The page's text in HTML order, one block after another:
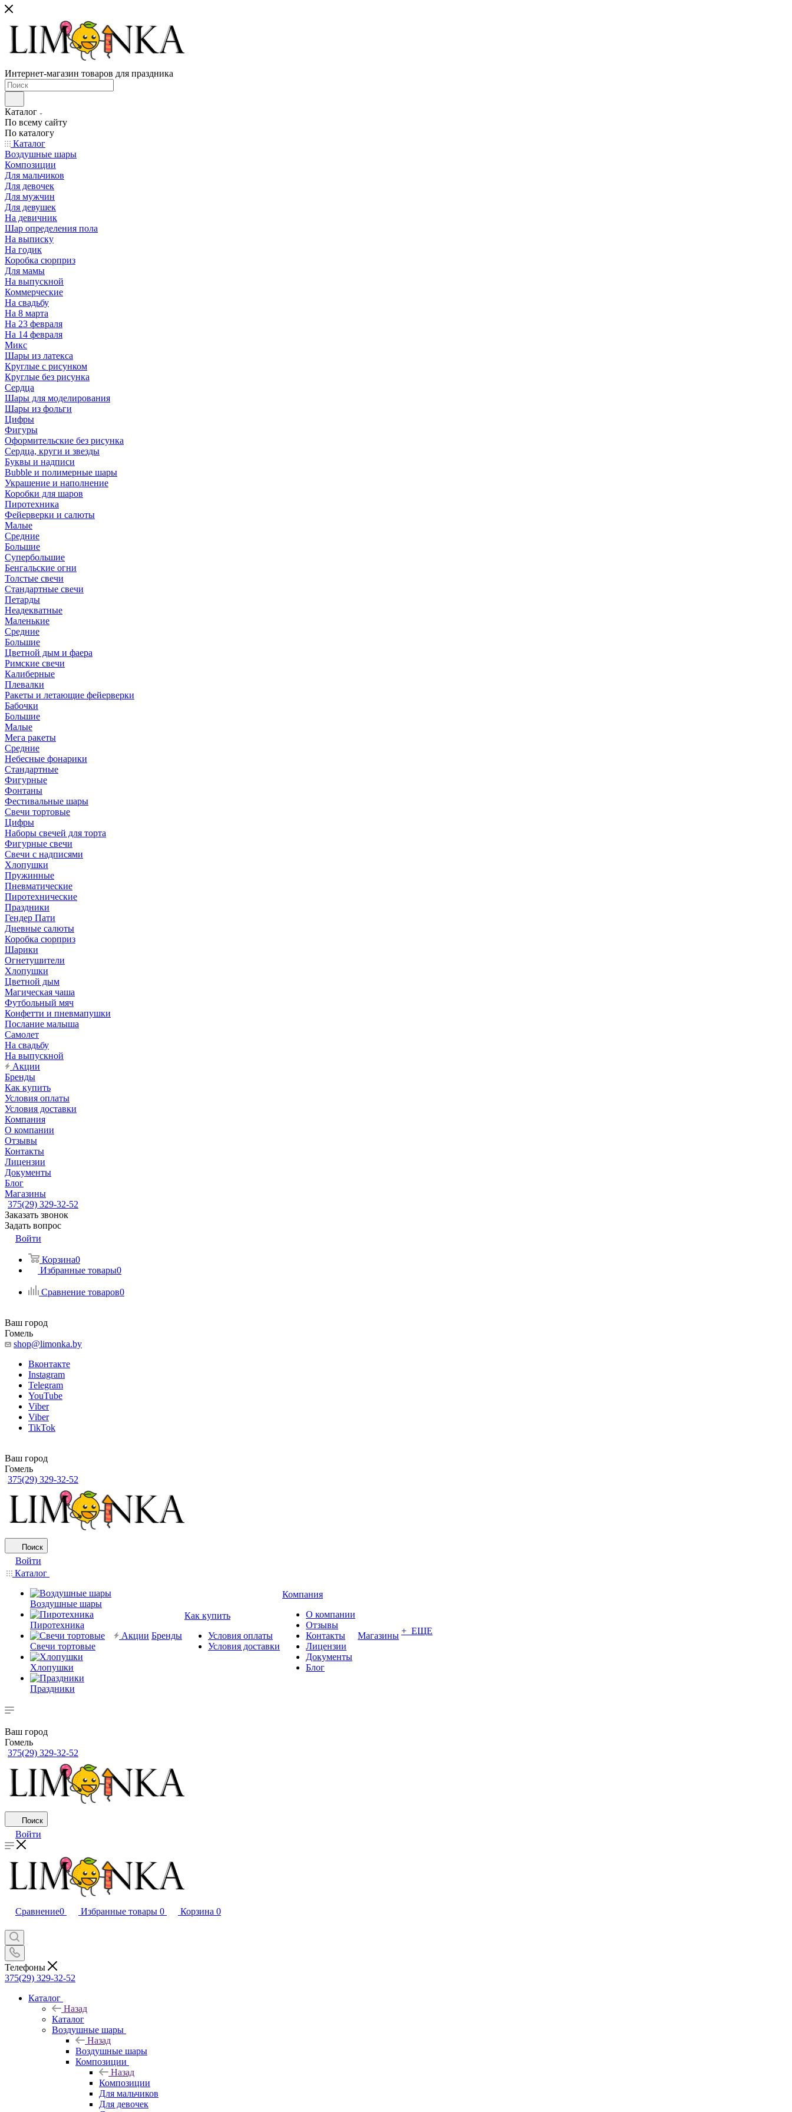
Интернет-магазин товаров для праздника
Каталог
По всему сайту
По каталогу
Каталог
Воздушные шары
Композиции
Для мальчиков
Для девочек
Для мужчин
Для девушек
На девичник
Шар определения пола
На выписку
На годик
Коробка сюрприз
Для мамы
На выпускной
Коммерческие
На свадьбу
На 8 марта
На 23 февраля
На 14 февраля
Микс
Шары из латекса
Круглые с рисунком
Круглые без рисунка
Сердца
Шары для моделирования
Шары из фольги
Цифры
Фигуры
Оформительские без рисунка
Сердца, круги и звезды
Буквы и надписи
Bubble и полимерные шары
Украшение и наполнение
Коробки для шаров
Пиротехника
Фейерверки и салюты
Малые
Средние
Большие
Супербольшие
Бенгальские огни
Толстые свечи
Стандартные свечи
Петарды
Неадекватные
Маленькие
Средние
Большие
Цветной дым и фаера
Римские свечи
Калиберные
Плевалки
Ракеты и летающие фейерверки
Бабочки
Большие
Малые
Мега ракеты
Средние
Небесные фонарики
Стандартные
Фигурные
Фонтаны
Фестивальные шары
Свечи тортовые
Цифры
Наборы свечей для торта
Фигурные свечи
Свечи с надписями
Хлопушки
Пружинные
Пневматические
Пиротехнические
Праздники
Гендер Пати
Дневные салюты
Коробка сюрприз
Шарики
Огнетушители
Хлопушки
Цветной дым
Магическая чаша
Футбольный мяч
Конфетти и пневмапушки
Послание малыша
Самолет
На свадьбу
На выпускной
Акции
Бренды
Как купить
Условия оплаты
Условия доставки
Компания
О компании
Отзывы
Контакты
Лицензии
Документы
Блог
Магазины
375(29) 329-32-52
Заказать звонок
Задать вопрос
Войти
Корзина0
Избранные товары0
Сравнение товаров0
Ваш город
Гомель
shop@limonka.by
Вконтакте
Instagram
Telegram
YouTube
Viber
Viber
TikTok
Ваш город
Гомель
375(29) 329-32-52
Поиск
Войти
Каталог
Воздушные шары
Пиротехника
Свечи тортовые
Хлопушки
Праздники
Акции Бренды
Как купить
Условия оплаты
Условия доставки
Компания
О компании
Отзывы
Контакты
Лицензии
Документы
Блог
Магазины + ЕЩЕ
Ваш город
Гомель
375(29) 329-32-52
Поиск
Войти
Сравнение0 Избранные товары 0 Корзина 0
Телефоны
375(29) 329-32-52
Каталог
Назад
Каталог
Воздушные шары
Назад
Воздушные шары
Композиции
Назад
Композиции
Для мальчиков
Для девочек